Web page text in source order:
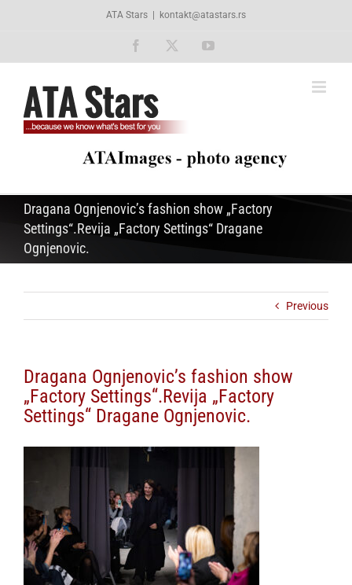
ATA Stars kontakt@atastars.rs
Facebook YouTube
Dragana Ognjenovic’s fashion show „Factory
Settings“.Revija „Factory Settings“ Dragane
Ognjenovic.
Previous
Dragana Ognjenovic’s fashion show
„Factory Settings“.Revija „Factory
Settings“ Dragane Ognjenovic.